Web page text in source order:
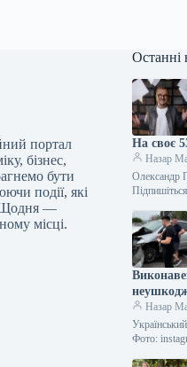
портал
бізнес,
бути
події, які
Щодня —
місці.
Останні
На своє
Назар
Олександр
Назар
Фото: